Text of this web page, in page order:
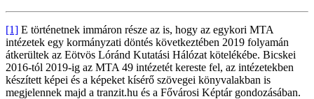
[1] E történetnek immáron része az is, hogy az egykori MTA
intézetek egy kormányzati döntés következtében 2019 folyamán
átkerültek az Eötvös Lóránd Kutatási Hálózat kötelékébe. Bicskei
2016-tól 2019-ig az MTA 49 intézetét kereste fel, az intézetekben
készített képei és a képeket kísérő szövegei könyvalakban is
megjelennek majd a tranzit.hu és a Fővárosi Képtár gondozásában.